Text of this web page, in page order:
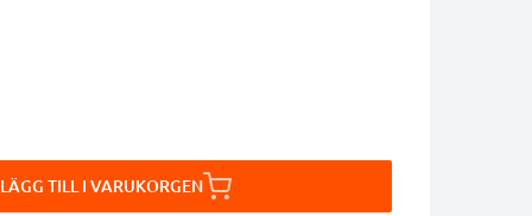
LÄGG TILL I VARUKORGEN